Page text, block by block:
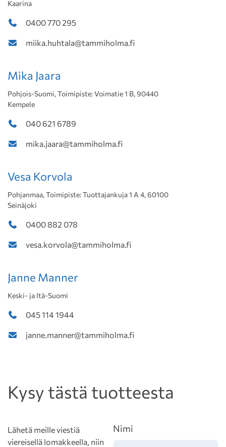
Kaarina
0400 770 295
miika.huhtala@tammiholma.fi
Mika Jaara
Pohjois-Suomi, Toimipiste: Voimatie 1 B, 90440
Kempele
040 621 6789
mika.jaara@tammiholma.fi
Vesa Korvola
Pohjanmaa, Toimipiste: Tuottajankuja 1 A 4, 60100
Seinäjoki
0400 882 078
vesa.korvola@tammiholma.fi
Janne Manner
Keski- ja Itä-Suomi
045 114 1944
janne.manner@tammiholma.fi
Kysy tästä tuotteesta
Lähetä meille viestiä
viereisellä lomakkeella, niin
Nimi